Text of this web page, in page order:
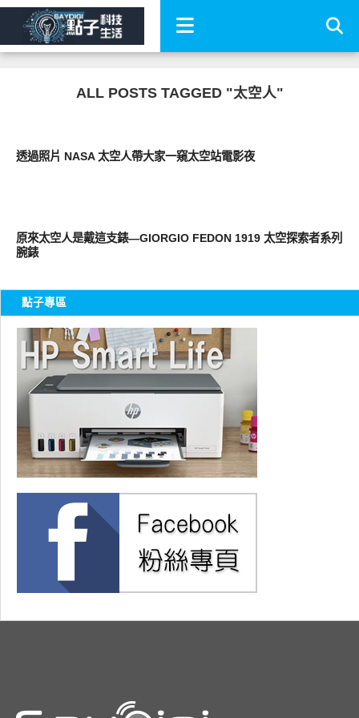
ALL POSTS TAGGED "太空人"
透過照片 NASA 太空人帶大家一窺太空站電影夜
原來太空人是戴這支錶—GIORGIO FEDON 1919 太空探索者系列
腕錶
點子專區